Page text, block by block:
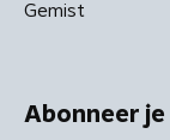
Gemist
Abonneer